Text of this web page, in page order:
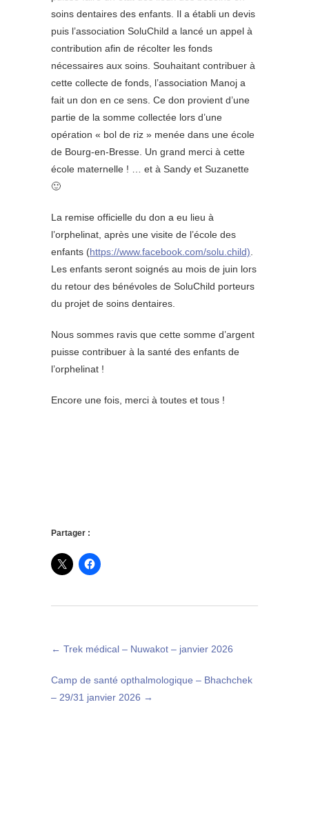
soins dentaires des enfants. Il a établi un devis
puis l’association SoluChild a lancé un appel à
contribution afin de récolter les fonds
nécessaires aux soins. Souhaitant contribuer à
cette collecte de fonds, l’association Manoj a
fait un don en ce sens. Ce don provient d’une
partie de la somme collectée lors d’une
opération « bol de riz » menée dans une école
de Bourg-en-Bresse. Un grand merci à cette
école maternelle ! … et à Sandy et Suzanette
🙂
La remise officielle du don a eu lieu à
l’orphelinat, après une visite de l’école des
enfants (https://www.facebook.com/solu.child)
Les enfants seront soignés au mois de juin lors
du retour des bénévoles de SoluChild porteurs
du projet de soins dentaires.
Nous sommes ravis que cette somme d’argent
puisse contribuer à la santé des enfants de
l’orphelinat !
Encore une fois, merci à toutes et tous !
Partager :
← Trek médical – Nuwakot – janvier 2026
Camp de santé opthalmologique – Bhachchek
– 29/31 janvier 2026 →